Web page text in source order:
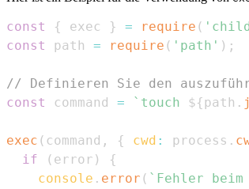
const { exec } = require (
const
path = require ( 'path' ) ;
// Definieren Sie den
const
command = ` touch ${path .
exec ( command , { cwd : process .
if
( error )
{
console . error ( ` Fehler